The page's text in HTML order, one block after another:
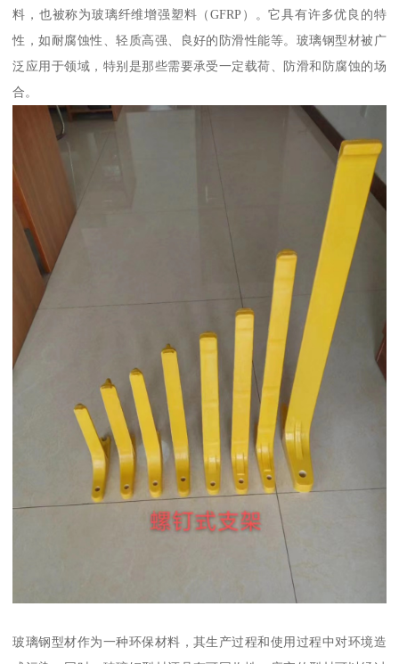
料，也被称为玻璃纤维增强塑料（GFRP）。它具有许多优良的特
性，如耐腐蚀性、轻质高强、良好的防滑性能等。玻璃钢型材被广
泛应用于领域，特别是那些需要承受一定载荷、防滑和防腐蚀的场
合。
玻璃钢型材作为一种环保材料，其生产过程和使用过程中对环境造